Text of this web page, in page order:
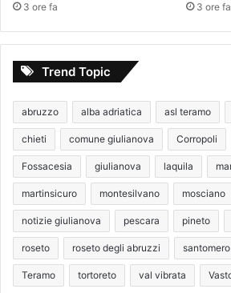
3 ore fa 3 ore fa
Trend Topic
abruzzo alba adriatica asl teramo
chieti comune giulianova Corropoli
Fossacesia giulianova laquila
martinsicuro montesilvano mosciano
notizie giulianova pescara pineto
roseto roseto degli abruzzi santomero
Teramo tortoreto val vibrata